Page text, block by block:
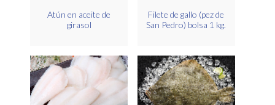
Atún en aceite de
girasol
Filete de gallo (pez de
San Pedro) bolsa 1 kg.